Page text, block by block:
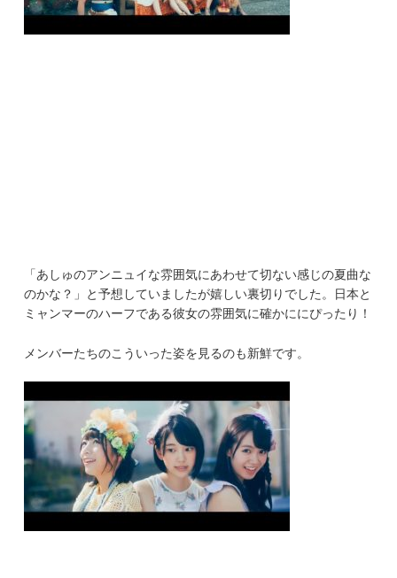
「あしゅのアンニュイな雰囲気にあわせて切ない感じの夏曲な
のかな？」と予想していましたが嬉しい裏切りでした。日本と
ミャンマーのハーフである彼女の雰囲気に確かににぴったり！
メンバーたちのこういった姿を見るのも新鮮です。